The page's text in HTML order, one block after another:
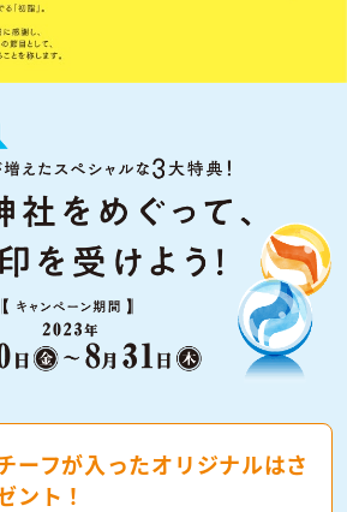
ーフが入ったオリジナルはさ
ント！